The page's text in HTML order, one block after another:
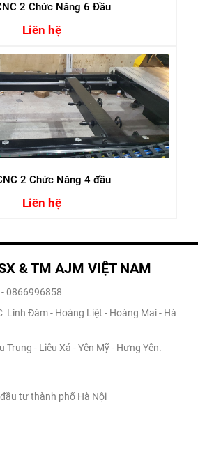
2 Chức Năng 6 Đầu
Liên hệ
2 Chức Năng 4 đầu
Liên hệ
& TM AJM VIỆT NAM
0866996858
Linh Đàm - Hoàng Liệt - Hoàng Mai - Hà
Trung - Liêu Xá - Yên Mỹ - Hưng Yên.
tư thành phố Hà Nội